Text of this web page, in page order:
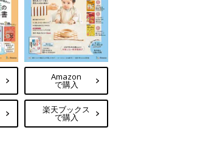
Amazon
で購入
楽天ブックス
で購入